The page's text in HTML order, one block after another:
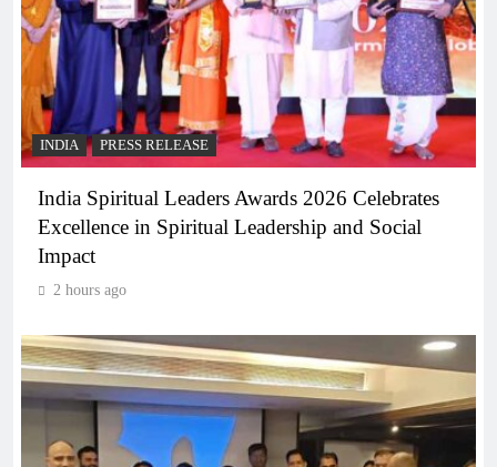
INDIA PRESS RELEASE
India Spiritual Leaders Awards 2026 Celebrates
Excellence in Spiritual Leadership and Social
Impact
2 hours ago